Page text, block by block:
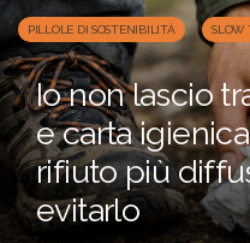
Io non lascio
e carta
rifiuto più
evitarlo
PILLOLE DI SOSTENIBILITÀ SLOW